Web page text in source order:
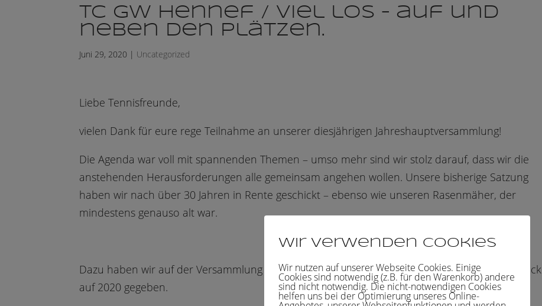
TC GW Hennef / Viel los – auf und
neben den Plätzen.
Juni 29, 2020 | Uncategorized
Liebe Tennisfreunde,
vielen Dank für eure rege Teilnahme an unserer diesjährigen Jahreshauptversammlung!
Die Agenda war voll mit spannenden Themen – umso mehr sind wir stolz darauf, dass wir die
anstehenden Herausforderungen alle gemeinsam angehen wollen. Unsere bisherige Satzung
haben wir nach über 30 Jahren in Rente geschickt – ebenso wie unseren Rasenmäher, der
mindestens genauso alt war.
Dazu haben wir auf der Versammlung das Jahr 2019 Revue passieren lassen und einen Ausblick
auf 2020 gegeben.
Wir verwenden Cookies
Wir nutzen auf unserer Webseite Cookies. Einige
Cookies sind notwendig (z.B. für den Warenkorb) andere
sind nicht notwendig. Die nicht-notwendigen Cookies
helfen uns bei der Optimierung unseres Online-